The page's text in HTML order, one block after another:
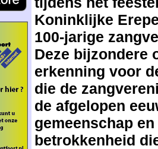
Koninklijke
100-jarige
Deze bijzondere
erkenning voor
die de
de afgelopen
gemeenschap
betrokkenheid